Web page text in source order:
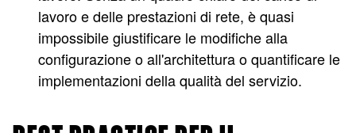
lavoro e delle prestazioni di rete, è quasi
impossibile giustificare le modifiche alla
configurazione o all'architettura o quantificare le
implementazioni della qualità del servizio.